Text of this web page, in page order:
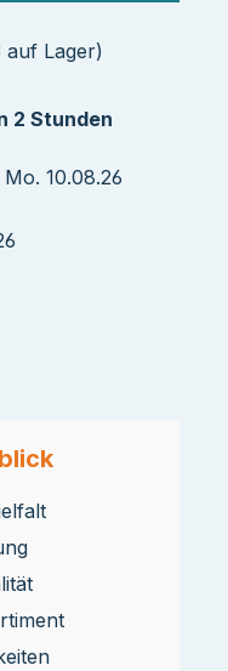
Lager)
2 Stunden
10.08.26